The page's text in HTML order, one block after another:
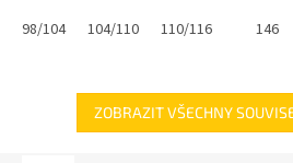
98/104 104/110 110/116 116/122
146
ZOBRAZIT VŠECHNY